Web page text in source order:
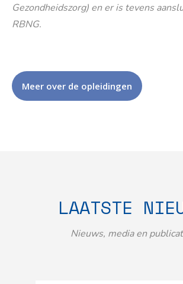
Gezondheidszorg) en er is tevens
RBNG.
Meer over de opleidingen
LAATSTE
Nieuws, media en